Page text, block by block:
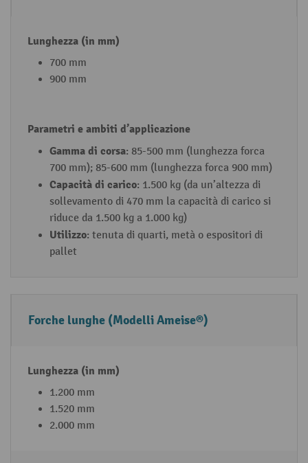
c
h
e
tr
a
n
s
p
al
le
a
o
g
r
af
o
n
e
700 mm
900 mm
Gamma di corsa: 85-500 mm (lunghezza forca
700 mm); 85-600 mm (lunghezza forca 900 mm)
Capacità di carico: 1.500 kg (da un’altezza di
sollevamento di 470 mm la capacità di carico si
riduce da 1.500 kg a 1.000 kg)
Utilizzo: tenuta di quarti, metà o espositori di
pallet
Forche lunghe (Modelli Ameise®)
1.200 mm
1.520 mm
2.000 mm